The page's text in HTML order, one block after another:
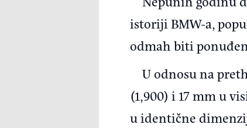
istoriji BMW-a,
odmah biti
U odnosu na
(1,900) i 17 mm u
u identične